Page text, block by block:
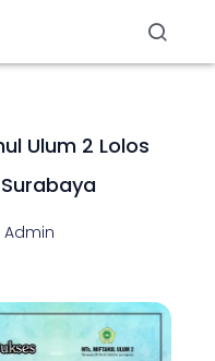
Ulum 2 Lolos
Surabaya
Admin